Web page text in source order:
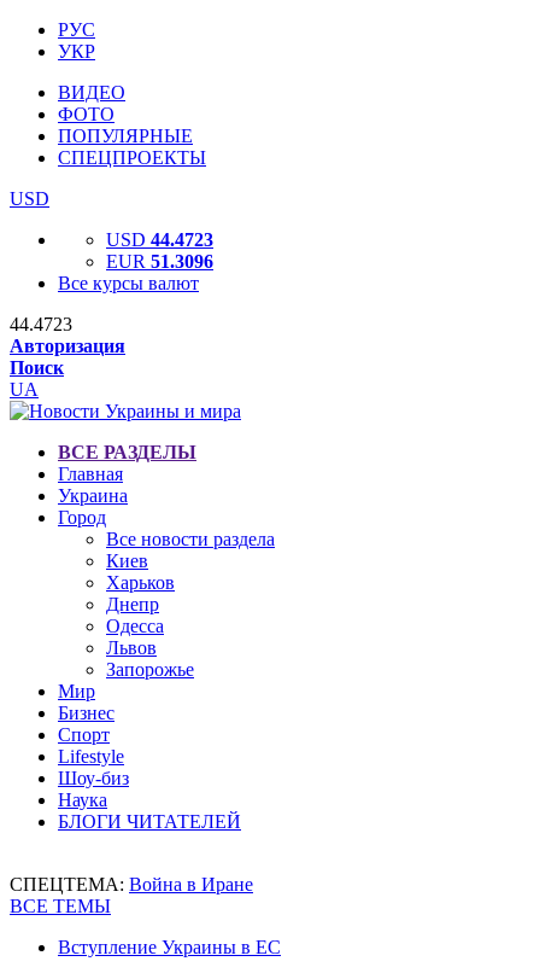
РУС
УКР
ВИДЕО
ФОТО
ПОПУЛЯРНЫЕ
СПЕЦПРОЕКТЫ
USD
USD 44.4723
EUR 51.3096
Все курсы валют
44.4723
Авторизация
Поиск
UA
ВСЕ РАЗДЕЛЫ
Главная
Украина
Город
Все новости раздела
Киев
Харьков
Днепр
Одесса
Львов
Запорожье
Мир
Бизнес
Спорт
Lifestyle
Шоу-биз
Наука
БЛОГИ ЧИТАТЕЛЕЙ
СПЕЦТЕМА: Война в Иране
ВСЕ ТЕМЫ
Вступление Украины в ЕС